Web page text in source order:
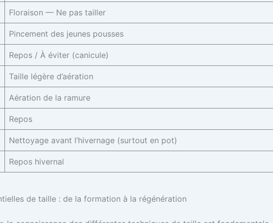
Floraison — Ne pas tailler
Pincement des jeunes pousses
Repos / À éviter (canicule)
Taille légère d’aération
Aération de la ramure
Repos
Nettoyage avant l’hivernage (surtout en pot)
Repos hivernal
de taille : de la formation à la régénération